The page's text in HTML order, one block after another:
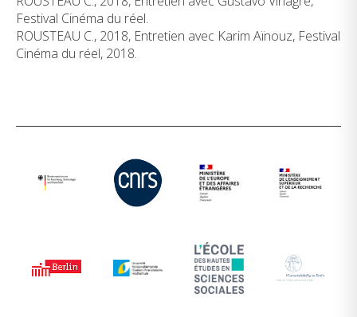
Festival Cinéma du réel.
ROUSTEAU C., 2018, Entretien avec Karim Aïnouz, Festival
Cinéma du réel, 2018.